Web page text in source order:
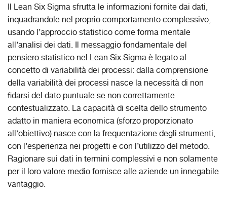
Il Lean Six Sigma sfrutta le informazioni fornite dai dati,
inquadrandole nel proprio comportamento complessivo,
usando l’approccio statistico come forma mentale
all’analisi dei dati. Il messaggio fondamentale del
pensiero statistico nel Lean Six Sigma è legato al
concetto di variabilità dei processi: dalla comprensione
della variabilità dei processi nasce la necessità di non
fidarsi del dato puntuale se non correttamente
contestualizzato. La capacità di scelta dello strumento
adatto in maniera economica (sforzo proporzionato
all’obiettivo) nasce con la frequentazione degli strumenti,
con l’esperienza nei progetti e con l’utilizzo del metodo.
Ragionare sui dati in termini complessivi e non solamente
per il loro valore medio fornisce alle aziende un innegabile
vantaggio.